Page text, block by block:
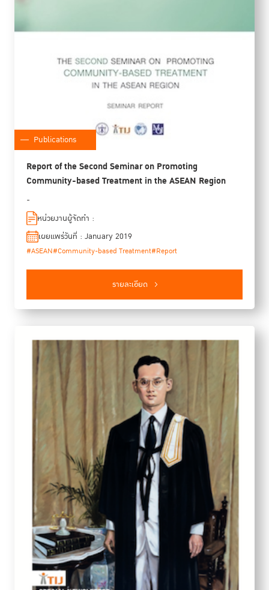
Publications
Report of the Second Seminar on Promoting
Community-based Treatment in the ASEAN Region
-
หน่วยงานผู้จัดทำ :
เผยแพร่วันที่ : January 2019
#ASEAN#Community-based Treatment#Report
รายละเอียด